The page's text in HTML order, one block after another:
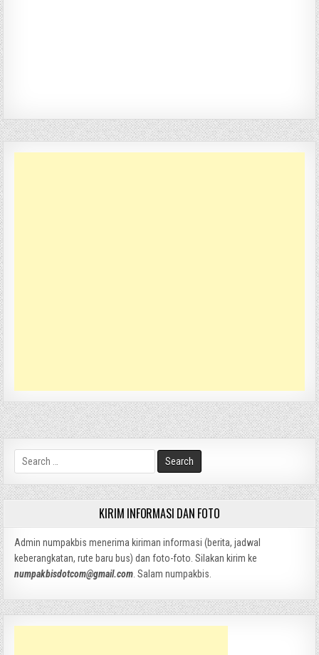
Search
for:
KIRIM INFORMASI DAN FOTO
Admin numpakbis menerima kiriman informasi (berita, jadwal
keberangkatan, rute baru bus) dan foto-foto. Silakan kirim ke
numpakbisdotcom@gmail.com. Salam numpakbis.